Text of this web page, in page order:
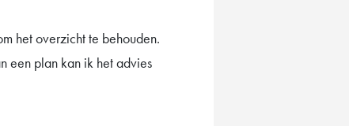
het overzicht te behouden.
een plan kan ik het advies